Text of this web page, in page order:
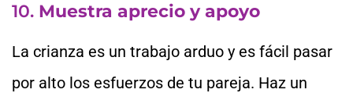
10. Muestra aprecio y apoyo
La crianza es un trabajo arduo y es fácil pasar
por alto los esfuerzos de tu pareja. Haz un